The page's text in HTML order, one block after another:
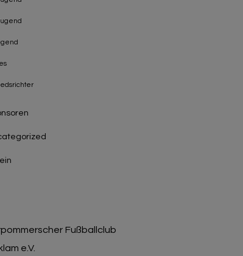
Fußballclub
e.V.